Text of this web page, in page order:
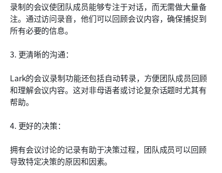
录制的会议使团队成员能够专注于对话，而无需做大量备
注。通过访问录音，他们可以回顾会议内容，确保捕捉到
所有必要的信息。
3. 更清晰的沟通：
Lark的会议录制功能还包括自动转录，方便团队成员回顾
和理解会议内容。这对非母语者或讨论复杂话题时尤其有
帮助。
4. 更好的决策：
拥有会议讨论的记录有助于决策过程，团队成员可以回顾
导致特定决策的原因和因素。